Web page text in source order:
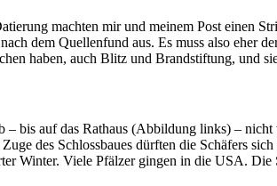
machten mir und meinem Post einen
dem Quellenfund aus. Es muss also eher
haben, auch Blitz und Brandstiftung, und
bis auf das Rathaus (Abbildung links) –
des Schlossbaues dürften die Schäfers
Winter. Viele Pfälzer gingen in die USA.